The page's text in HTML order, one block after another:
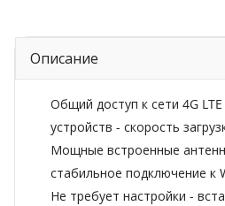
Описание
Общий доступ к сети 4G
устройств - скорость
Мощные встроенные
стабильное подключение к
Не требует настройки -